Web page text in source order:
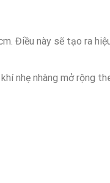
Điều này sẽ tạo ra
nhẹ nhàng mở rộng